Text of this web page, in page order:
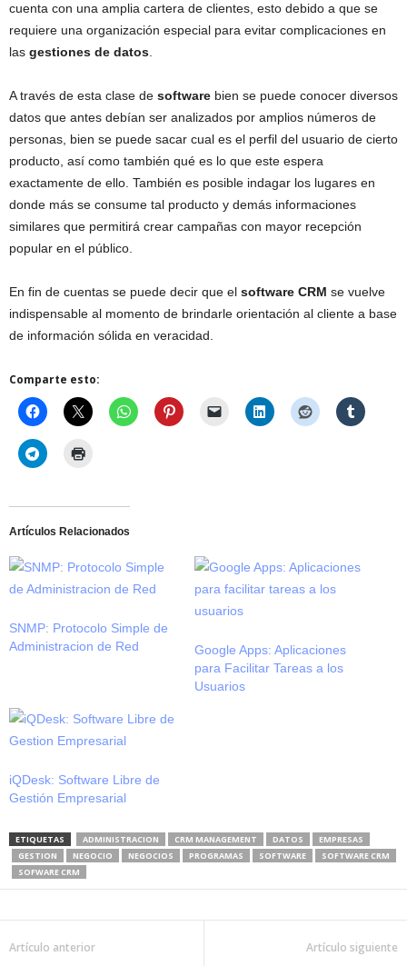
cuenta con una amplia cartera de clientes, esto debido a que se
requiere una organización especial para evitar complicaciones en
las gestiones de datos
A través de esta clase de software bien se puede conocer diversos
datos que antes debían ser analizados por amplios números de
personas, bien se puede sacar cual es el perfil del usuario de cierto
producto, así como también qué es lo que este espera
exactamente de ello. También es posible indagar los lugares en
donde más se consume tal producto y demás informaciones
similares que permitirá crear campañas con mayor recepción
popular en el público.
En fin de cuentas se puede decir que el software CRM se vuelve
indispensable al momento de brindarle orientación al cliente a base
de información sólida en veracidad.
Comparte esto:
Artículos Relacionados
SNMP: Protocolo Simple de
Administracion de Red
Google Apps: Aplicaciones
para Facilitar Tareas a los
Usuarios
iQDesk: Software Libre de
Gestión Empresarial
ETIQUETAS ADMINISTRACION CRM MANAGEMENT DATOS
EMPRESAS
GESTION
NEGOCIO NEGOCIOS PROGRAMAS SOFTWARE
SOFTWARE CRM
SOFWARE CRM
Artículo anterior Artículo siguiente